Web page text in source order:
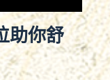
助你舒